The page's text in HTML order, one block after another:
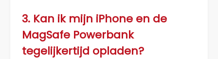
3. Kan ik mijn iPhone en de
MagSafe Powerbank
tegelijkertijd opladen?